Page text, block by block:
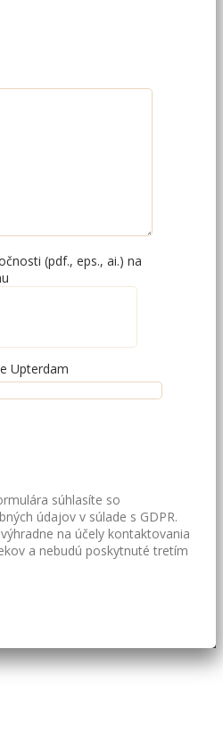
(pdf., eps., ai.) na
Upterdam
súhlasíte so
údajov v súlade s GDPR.
na účely kontaktovania
a nebudú poskytnuté tretím